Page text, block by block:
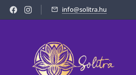
info@solitra.hu